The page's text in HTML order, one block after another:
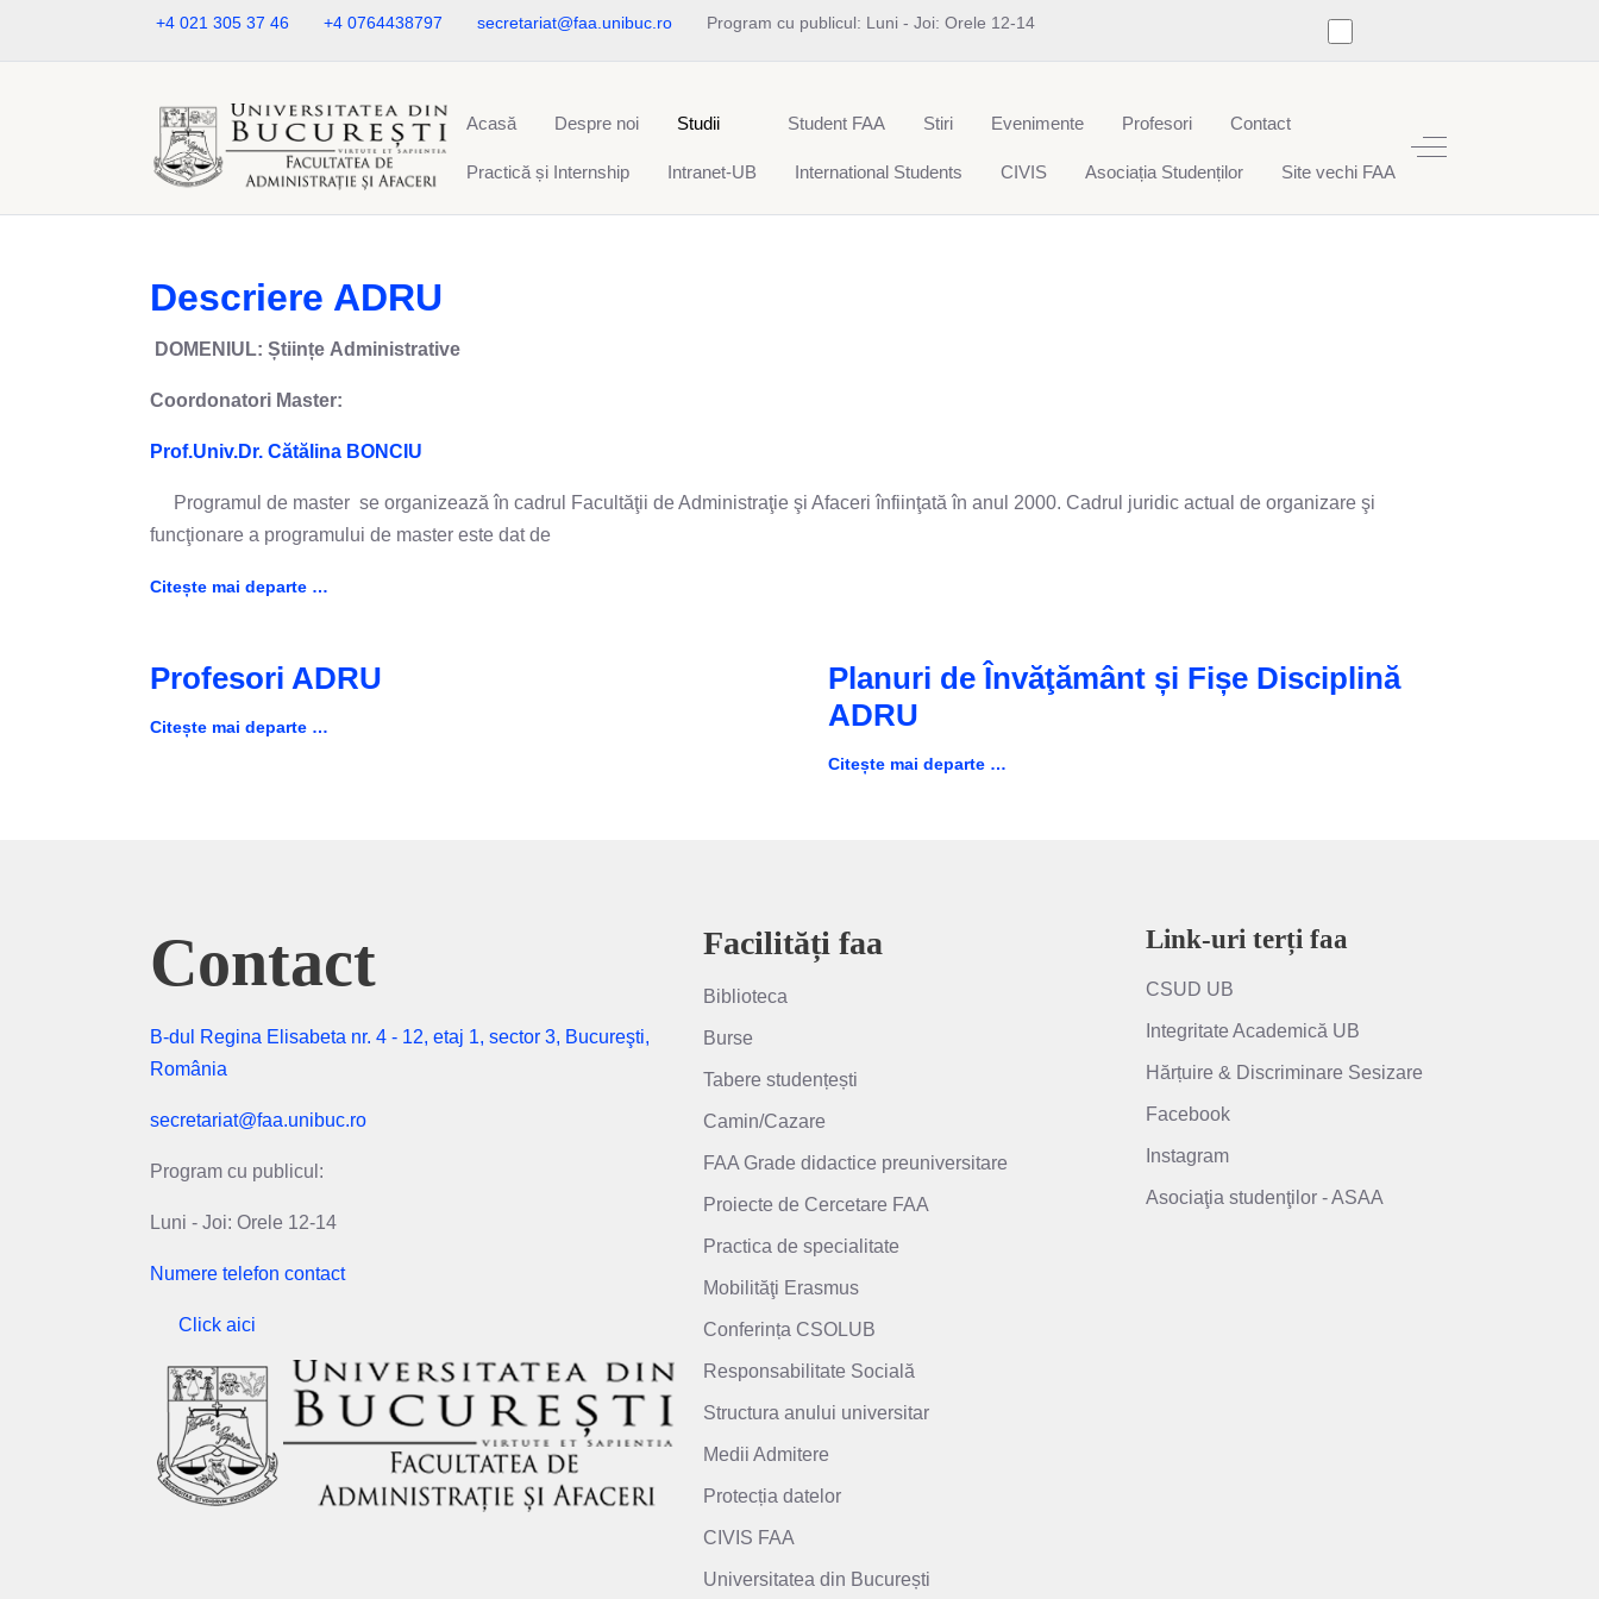
+4 021 305 37 46 +4 0764438797 secretariat@faa.unibuc.ro Program cu publicul: Luni - Joi: Orele 12-14
Acasă Despre noi Studii Student FAA Stiri Evenimente Profesori Contact
Practică și Internship Intranet-UB International Students CIVIS Asociația Studenților Site vechi FAA
Off-Canvas Toggle
Descriere ADRU
DOMENIUL: Științe Administrative
Coordonatori Master:
Prof.Univ.Dr. Cătălina BONCIU
Programul de master se organizează în cadrul Facultăţii de Administraţie şi Afaceri înfiinţată în anul 2000. Cadrul juridic actual de organizare şi
funcţionare a programului de master este dat de
Citește mai departe …
Profesori ADRU
Citește mai departe …
Planuri de Învăţământ și Fișe Disciplină
ADRU
Citește mai departe …
Contact
B-dul Regina Elisabeta nr. 4 - 12, etaj 1, sector 3, Bucureşti,
România
secretariat@faa.unibuc.ro
Program cu publicul:
Luni - Joi: Orele 12-14
Numere telefon contact
Click aici
Facilități faa
Biblioteca
Burse
Tabere studențești
Camin/Cazare
FAA Grade didactice preuniversitare
Proiecte de Cercetare FAA
Practica de specialitate
Mobilităţi Erasmus
Conferința CSOLUB
Responsabilitate Socială
Structura anului universitar
Medii Admitere
Protecția datelor
CIVIS FAA
Universitatea din București
Link-uri terți faa
CSUD UB
Integritate Academică UB
Hărțuire & Discriminare Sesizare
Facebook
Instagram
Asociaţia studenţilor - ASAA